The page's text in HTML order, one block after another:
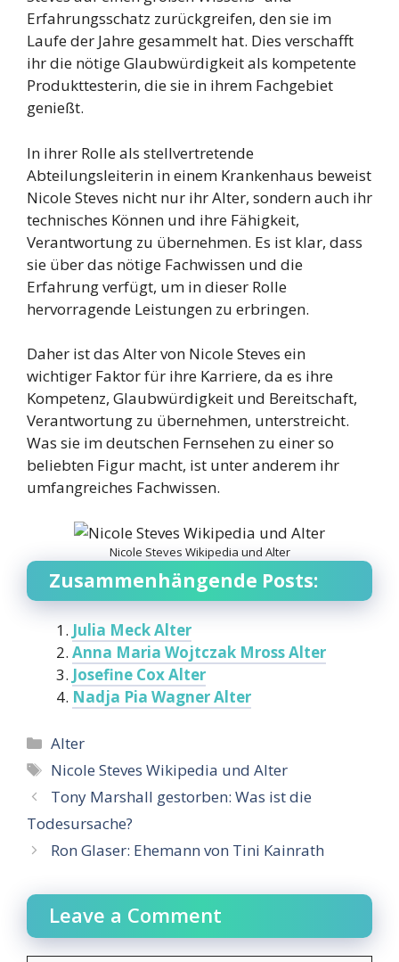
Erfahrungsschatz zurückgreifen, den sie im
Laufe der Jahre gesammelt hat. Dies verschafft
ihr die nötige Glaubwürdigkeit als kompetente
Produkttesterin, die sie in ihrem Fachgebiet
genießt.
In ihrer Rolle als stellvertretende
Abteilungsleiterin in einem Krankenhaus beweist
Nicole Steves nicht nur ihr Alter, sondern auch ihr
technisches Können und ihre Fähigkeit,
Verantwortung zu übernehmen. Es ist klar, dass
sie über das nötige Fachwissen und die
Erfahrung verfügt, um in dieser Rolle
hervorragende Leistungen zu erbringen.
Daher ist das Alter von Nicole Steves ein
wichtiger Faktor für ihre Karriere, da es ihre
Kompetenz, Glaubwürdigkeit und Bereitschaft,
Verantwortung zu übernehmen, unterstreicht.
Was sie im deutschen Fernsehen zu einer so
beliebten Figur macht, ist unter anderem ihr
umfangreiches Fachwissen.
Nicole Steves Wikipedia und Alter
Zusammenhängende Posts:
Julia Meck Alter
Anna Maria Wojtczak Mross Alter
Josefine Cox Alter
Nadja Pia Wagner Alter
Categories
Alter
Tags
Nicole Steves Wikipedia und Alter
Tony Marshall gestorben: Was ist die
Todesursache?
Ron Glaser: Ehemann von Tini Kainrath
Leave a Comment